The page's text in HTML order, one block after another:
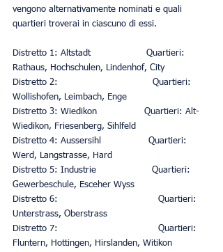
vengono alternativamente nominati e quali
quartieri troverai in ciascuno di essi.
Distretto 1: Altstadt                    Quartieri:
Rathaus, Hochschulen, Lindenhof, City
Distretto 2:                                  Quartieri:
Wollishofen, Leimbach, Enge
Distretto 3: Wiedikon                 Quartieri: Alt-
Wiedikon, Friesenberg, Sihlfeld
Distretto 4: Aussersihl                 Quartieri:
Werd, Langstrasse, Hard
Distretto 5: Industrie                    Quartieri:
Gewerbeschule, Esceher Wyss
Distretto 6:                                    Quartieri:
Unterstrass, Oberstrass
Distretto 7:                                    Quartieri:
Fluntern, Hottingen, Hirslanden, Witikon